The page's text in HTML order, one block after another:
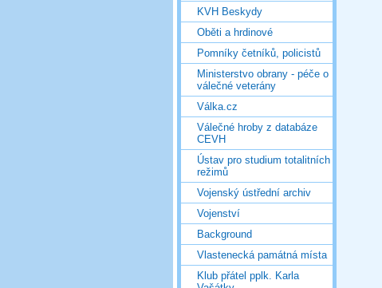
KVH Beskydy
Oběti a hrdinové
Pomníky četníků, policistů
Ministerstvo obrany - péče o
válečné veterány
Válka.cz
Válečné hroby z databáze
CEVH
Ústav pro studium totalitních
režimů
Vojenský ústřední archiv
Vojenství
Background
Vlastenecká památná místa
Klub přátel pplk. Karla